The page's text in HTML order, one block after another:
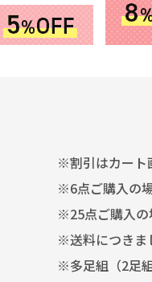
※割引はカート
※6点ご購入の
※25点ご購入の
※送料につきま
※多足組（2足